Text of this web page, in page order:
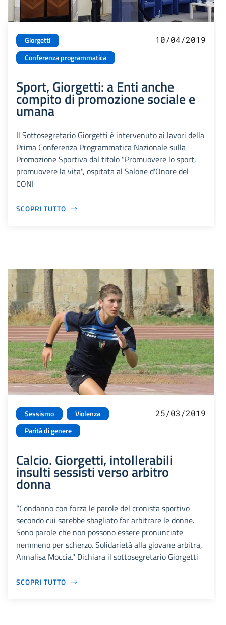
Giorgetti
Conferenza programmatica
10/04/2019
Sport, Giorgetti: a Enti anche
compito di promozione sociale e
umana
Il Sottosegretario Giorgetti è intervenuto ai lavori della
Prima Conferenza Programmatica Nazionale sulla
Promozione Sportiva dal titolo "Promuovere lo sport,
promuovere la vita", ospitata al Salone d'Onore del
CONI
SCOPRI TUTTO
Sessismo
Violenza
Parità di genere
25/03/2019
Calcio. Giorgetti, intollerabili
insulti sessisti verso arbitro
donna
“Condanno con forza le parole del cronista sportivo
secondo cui sarebbe sbagliato far arbitrare le donne.
Sono parole che non possono essere pronunciate
nemmeno per scherzo. Solidarietà alla giovane arbitra,
Annalisa Moccia." Dichiara il sottosegretario Giorgetti
SCOPRI TUTTO